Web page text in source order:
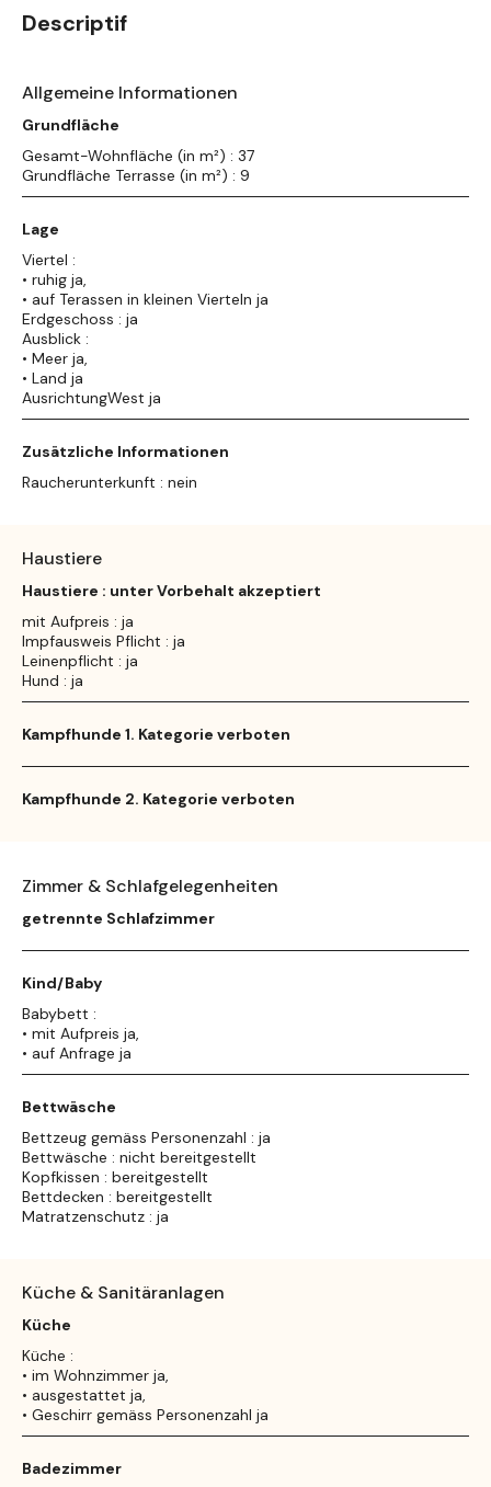
Descriptif
Allgemeine Informationen
Grundfläche
Gesamt-Wohnfläche (in m²) : 37
Grundfläche Terrasse (in m²) : 9
Lage
Viertel :
• ruhig ja,
• auf Terassen in kleinen Vierteln ja
Erdgeschoss : ja
Ausblick :
• Meer ja,
• Land ja
AusrichtungWest ja
Zusätzliche Informationen
Raucherunterkunft : nein
Haustiere
Haustiere : unter Vorbehalt akzeptiert
mit Aufpreis : ja
Impfausweis Pflicht : ja
Leinenpflicht : ja
Hund : ja
Kampfhunde 1. Kategorie verboten
Kampfhunde 2. Kategorie verboten
Zimmer & Schlafgelegenheiten
getrennte Schlafzimmer
Kind/Baby
Babybett :
• mit Aufpreis ja,
• auf Anfrage ja
Bettwäsche
Bettzeug gemäss Personenzahl : ja
Bettwäsche : nicht bereitgestellt
Kopfkissen : bereitgestellt
Bettdecken : bereitgestellt
Matratzenschutz : ja
Küche & Sanitäranlagen
Küche
Küche :
• im Wohnzimmer ja,
• ausgestattet ja,
• Geschirr gemäss Personenzahl ja
Badezimmer